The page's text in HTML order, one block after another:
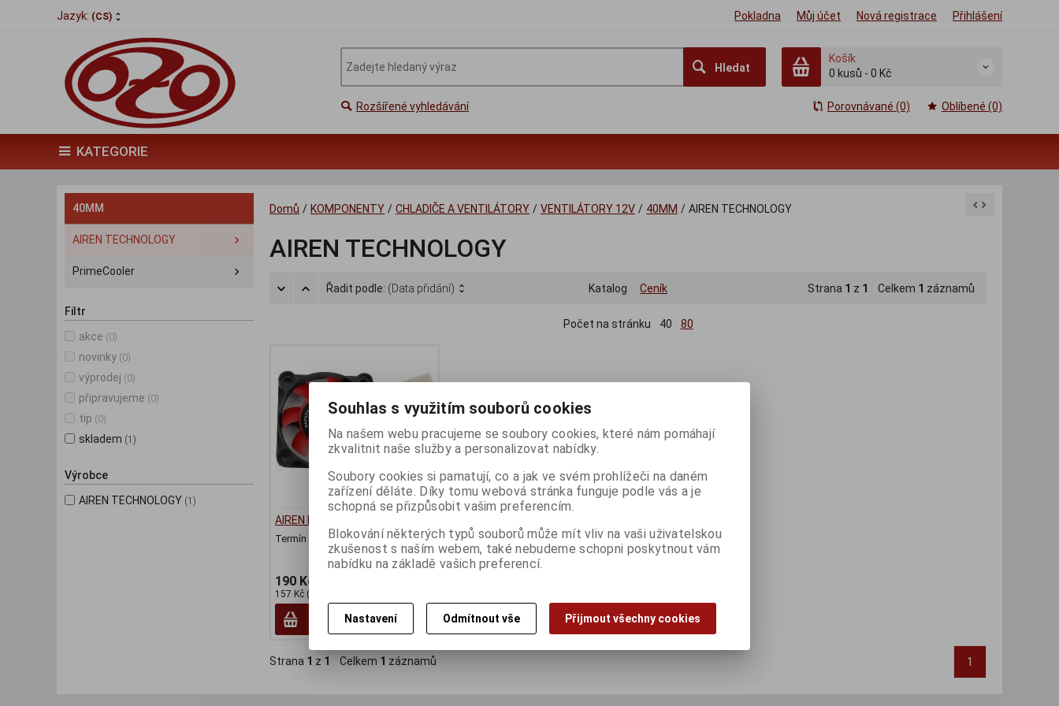
Jazyk: (CS) Pokladna Můj účet Nová registrace Přihlášení
Hledat
Košík
0 kusů - 0 Kč
Rozšířené vyhledávání Porovnávané (0) Oblíbené (0)
KATEGORIE
40MM
AIREN TECHNOLOGY
PrimeCooler
Filtr
akce (0)
novinky (0)
výprodej (0)
připravujeme (0)
tip (0)
skladem (1)
Výrobce
AIREN TECHNOLOGY (1)
Domů / KOMPONENTY / CHLADIČE A VENTILÁTORY / VENTILÁTORY 12V / 40MM / AIREN TECHNOLOGY
AIREN TECHNOLOGY
Řadit podle: (Data přidání) Katalog Ceník Strana 1 z 1 Celkem 1 záznamů
Počet na stránku 40 80
AIREN FAN RedWings40H
Termín dodání (dny):4
190 Kč
157 Kč (bez DPH:)
Koupit
Strana 1 z 1 Celkem 1 záznamů 1
Souhlas s využitím souborů cookies
Na našem webu pracujeme se soubory cookies, které nám pomáhají
zkvalitnit naše služby a personalizovat nabídky.
Soubory cookies si pamatují, co a jak ve svém prohlížeči na daném
zařízení děláte. Díky tomu webová stránka funguje podle vás a je
schopná se přizpůsobit vašim preferencím.
Blokování některých typů souborů může mít vliv na vaši uživatelskou
zkušenost s naším webem, také nebudeme schopni poskytnout vám
nabídku na základě vašich preferencí.
Nastavení Odmítnout vše Přijmout všechny cookies